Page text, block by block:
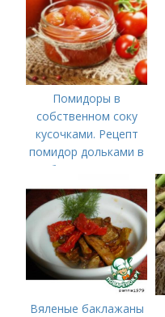
Помидоры в
собственном соку
кусочками. Рецепт
помидор дольками в
собственном соку
Вяленые баклажаны